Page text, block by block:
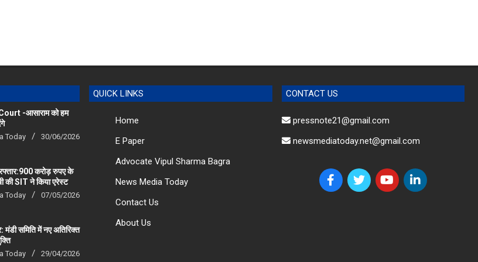
-आसाराम को हम
Today 30/06/2026
करोड़ रुपए के
की SIT ने किया एरेस्‍ट
Today 07/05/2026
समिति में नए अतिरिक्त
Today 29/04/2026
QUICK LINKS
Home
E Paper
Advocate Vipul Sharma Bagra
News Media Today
Contact Us
About Us
CONTACT US
pressnote21@gmail.com
newsmediatoday.net@gmail.com